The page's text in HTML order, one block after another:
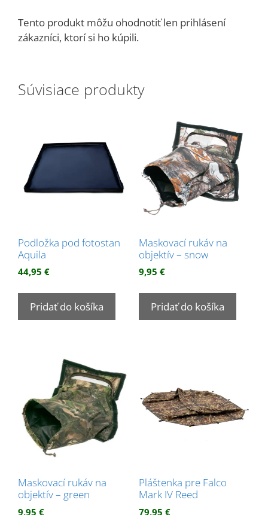
Tento produkt môžu ohodnotiť len prihlásení
zákazníci, ktorí si ho kúpili.
Súvisiace produkty
Podložka pod fotostan
Aquila
44,95 €
Pridať do košíka
Maskovací rukáv na
objektív – snow
9,95 €
Pridať do košíka
Maskovací rukáv na
objektív – green
9,95 €
Pláštenka pre Falco
Mark IV Reed
79,95 €